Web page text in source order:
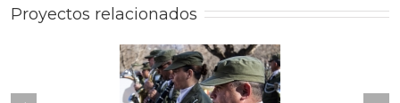
Proyectos relacionados